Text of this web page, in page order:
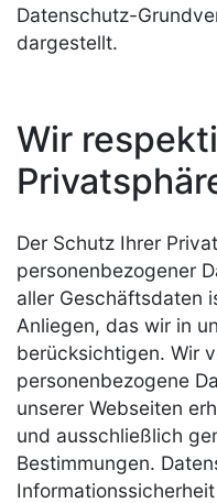
Datenschutz-
dargestellt.
Wir
Der Schutz Ihrer
personenbezogener
aller Geschäftsdaten
Anliegen, das wir in
berücksichtigen. Wir
personenbezogene
unserer Webseiten
und ausschließlich
Bestimmungen.